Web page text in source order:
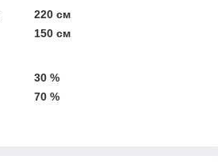
220 см
150 см
30 %
70 %